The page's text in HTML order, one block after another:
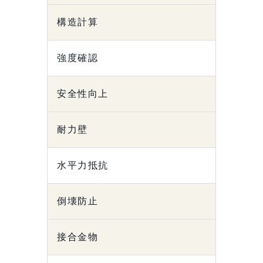
構造計算
強度確認
安全性向上
耐力壁
水平力抵抗
倒壊防止
接合金物